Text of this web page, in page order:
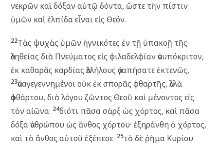
νεκρῶν καὶ δόξαν αὐτῷ δόντα, ὥστε τὴν πίστιν
ὑμῶν καὶ ἐλπίδα εἶναι εἰς Θεόν.
22Τὰς ψυχὰς ὑμῶν ἡγνικότες ἐν τῇ ὑπακοῇ τῆς
ἀληθείας διὰ Πνεύματος εἰς φιλαδελφίαν ἀνυπόκριτον,
ἐκ καθαρᾶς καρδίας ἀλλήλους ἀγαπήσατε ἐκτενῶς,
23ἀναγεγεννημένοι οὐκ ἐκ σπορᾶς φθαρτῆς, ἀλλὰ
ἀφθάρτου, διὰ λόγου ζῶντος Θεοῦ καὶ μένοντος εἰς
τὸν αἰῶνα· 24διότι πᾶσα σὰρξ ὡς χόρτος, καὶ πᾶσα
δόξα ἀνθρώπου ὡς ἄνθος χόρτου· ἐξηράνθη ὁ χόρτος,
καὶ τὸ ἄνθος αὐτοῦ ἐξέπεσε· 25τὸ δὲ ῤῆμα Κυρίου